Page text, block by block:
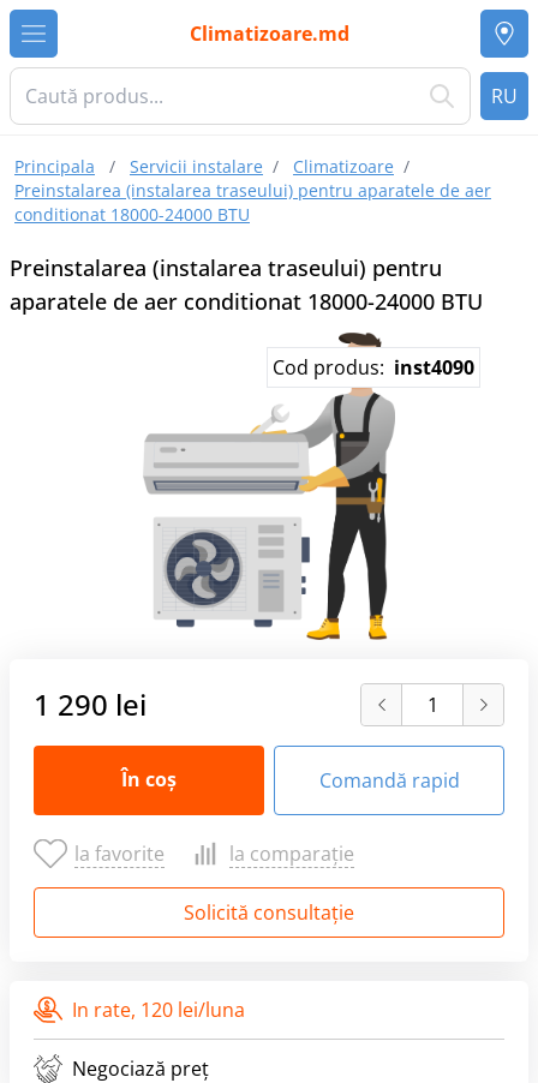
Climatizoare.md
RU
Principala / Servicii instalare / Climatizoare /
Preinstalarea (instalarea traseului) pentru aparatele de aer
conditionat 18000-24000 BTU
Preinstalarea (instalarea traseului) pentru
aparatele de aer conditionat 18000-24000 BTU
Cod produs: inst4090
1 290 lei
În coș Comandă rapid
la favorite la comparație
Solicită consultație
In rate, 120 lei/luna
Negociază preț